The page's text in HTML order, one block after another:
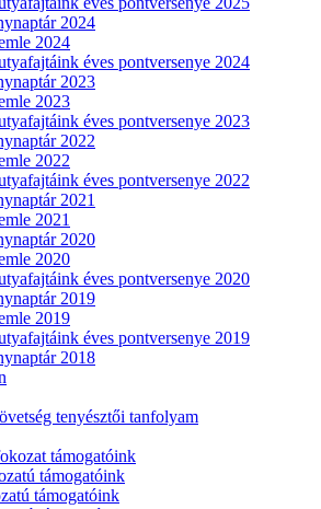
2024
2024
éves pontversenye 2024
2023
2023
éves pontversenye 2023
2022
2022
éves pontversenye 2022
2021
2021
2020
2020
éves pontversenye 2020
2019
2019
éves pontversenye 2019
2018
tenyésztői tanfolyam
támogatóink
támogatóink
támogatóink